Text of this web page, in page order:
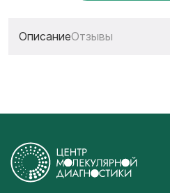
ОписаниеОтзывы